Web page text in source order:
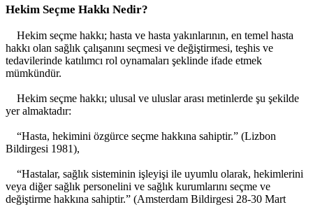
Hekim Seçme Hakkı Nedir?
Hekim seçme hakkı; hasta ve hasta yakınlarının, en temel hasta
hakkı olan sağlık çalışanını seçmesi ve değiştirmesi, teşhis ve
tedavilerinde katılımcı rol oynamaları şeklinde ifade etmek
mümkündür.
Hekim seçme hakkı; ulusal ve uluslar arası metinlerde şu şekilde
yer almaktadır:
“Hasta, hekimini özgürce seçme hakkına sahiptir.” (Lizbon
Bildirgesi 1981),
“Hastalar, sağlık sisteminin işleyişi ile uyumlu olarak, hekimlerini
veya diğer sağlık personelini ve sağlık kurumlarını seçme ve
değiştirme hakkına sahiptir.” (Amsterdam Bildirgesi 28-30 Mart